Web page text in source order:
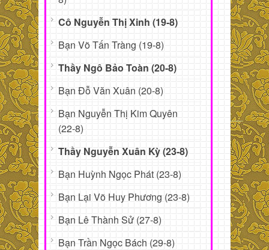
Cô Nguyễn Thị Xinh (19-8)
Bạn Võ Tấn Tràng (19-8)
Thầy Ngô Bảo Toàn (20-8)
Bạn Đỗ Văn Xuân (20-8)
Bạn Nguyễn Thị Kim Quyên
(22-8)
Thầy Nguyễn Xuân Kỳ (23-8)
Bạn Huỳnh Ngọc Phát (23-8)
Bạn Lại Võ Huy Phương (23-8)
Bạn Lê Thành Sử (27-8)
Bạn Trần Ngọc Bách (29-8)